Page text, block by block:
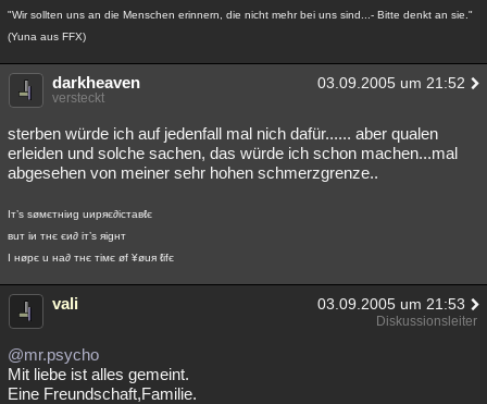
"Wir sollten uns an die Menschen erinnern, die nicht mehr bei uns sind...- Bitte denkt an sie."
(Yuna aus FFX)
darkheaven 03.09.2005 um 21:52
versteckt
sterben würde ich auf jedenfall mal nich dafür...... aber qualen
erleiden und solche sachen, das würde ich schon machen...mal
abgesehen von meiner sehr hohen schmerzgrenze..
Iт’s søмєтнiиg uиpяє∂icтaвℓє
вuт iи тнє єи∂ iт’s яigнт
I нøpє u нa∂ тнє тiмє øf ¥øuя ℓifє
vali 03.09.2005 um 21:53
Diskussionsleiter
@mr.psycho
Mit liebe ist alles gemeint.
Eine Freundschaft,Familie.